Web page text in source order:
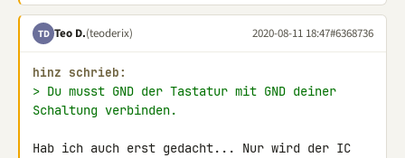
TD Teo D.(teoderix) 2020-08-11 18:47#6368736
hinz schrieb:
> Du musst GND der Tastatur mit GND deiner
Schaltung verbinden.
Hab ich auch erst gedacht... Nur wird der IC